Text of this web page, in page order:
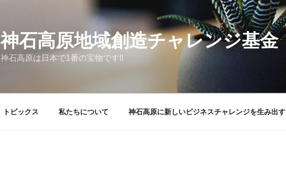
神石高原地域創造チャレンジ基金
神石高原は日本で1番の宝物です!!
トピックス 私たちについて 神石高原に新しいビジネスチャレンジを生み出す